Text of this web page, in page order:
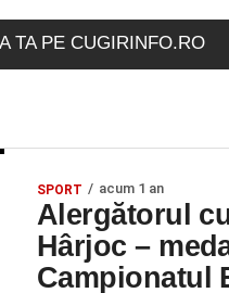
TA PE CUGIRINFO.RO
SPORT acum 1 an
Alergătorul
Hârjoc –
Campionatul